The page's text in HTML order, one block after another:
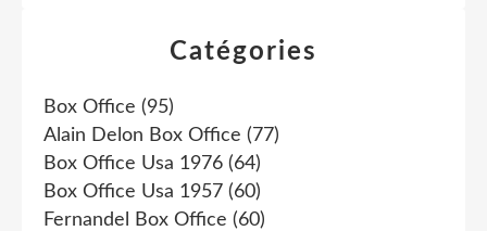
Catégories
Box Office (95)
Alain Delon Box Office (77)
Box Office Usa 1976 (64)
Box Office Usa 1957 (60)
Fernandel Box Office (60)